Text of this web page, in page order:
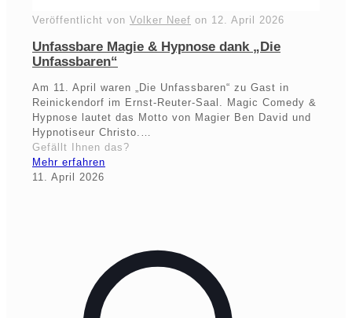
Veröffentlicht von Volker Neef on 12. April 2026
Unfassbare Magie & Hypnose dank „Die
Unfassbaren“
Am 11. April waren „Die Unfassbaren“ zu Gast in
Reinickendorf im Ernst-Reuter-Saal. Magic Comedy &
Hypnose lautet das Motto von Magier Ben David und
Hypnotiseur Christo.…
Gefällt Ihnen das?
Mehr erfahren
11. April 2026